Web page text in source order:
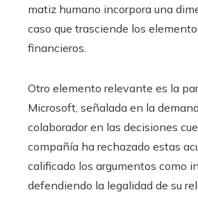
matiz humano incorpora una
caso que trasciende los
financieros.
Otro elemento relevante es la
Microsoft, señalada en la
colaborador en las decisiones
compañía ha rechazado estas
calificado los argumentos como
defendiendo la legalidad de su